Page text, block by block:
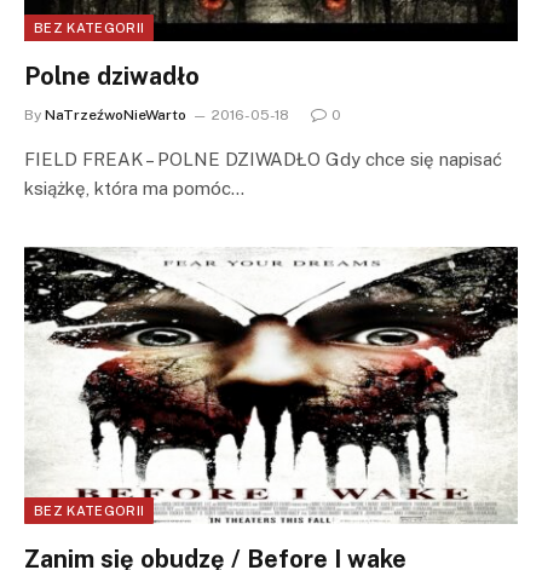
BEZ KATEGORII
Polne dziwadło
By NaTrzeźwoNieWarto 2016-05-18 0
FIELD FREAK – POLNE DZIWADŁO Gdy chce się napisać
książkę, która ma pomóc…
BEZ KATEGORII
Zanim się obudzę / Before I wake